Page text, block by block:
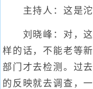
主持人：这是沱
刘晓峰：对，这
样的话，不能老等
部门才去检测。过
的反映就去调查，